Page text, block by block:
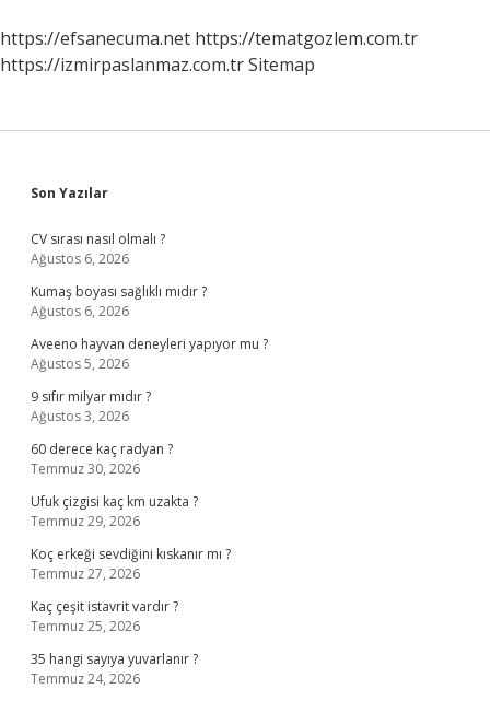
https://efsanecuma.net https://tematgozlem.com.tr
https://izmirpaslanmaz.com.trSitemap
Sidebar
Son Yazılar
CV sırası nasıl olmalı ?
Ağustos 6, 2026
Kumaş boyası sağlıklı mıdır ?
Ağustos 6, 2026
Aveeno hayvan deneyleri yapıyor mu ?
Ağustos 5, 2026
9 sıfır milyar mıdır ?
Ağustos 3, 2026
60 derece kaç radyan ?
Temmuz 30, 2026
Ufuk çizgisi kaç km uzakta ?
Temmuz 29, 2026
Koç erkeği sevdiğini kıskanır mı ?
Temmuz 27, 2026
Kaç çeşit istavrit vardır ?
Temmuz 25, 2026
35 hangi sayıya yuvarlanır ?
Temmuz 24, 2026